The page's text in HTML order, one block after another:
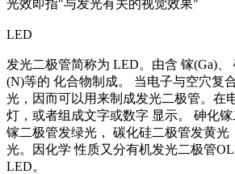
光效即指"与发光有关的视觉效果"
LED
发光二极管简称为 LED。由含 镓(Ga)、
(N)等的 化合物制成。 当电子与空穴复
光，因而可以用来制成发光二极管。在
灯，或者组成文字或数字 显示。 砷化
镓二极管发绿光， 碳化硅二极管发黄光
光。因化学 性质又分有机发光二极管
LED。